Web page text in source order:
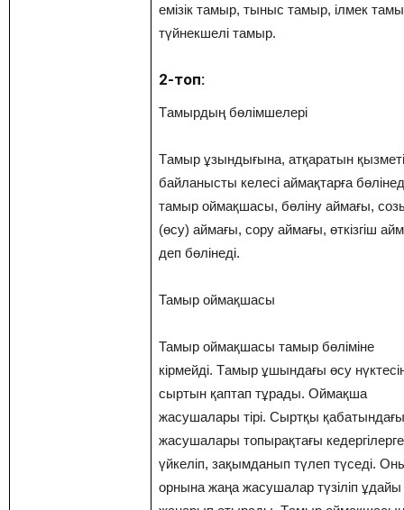
емізік тамыр, тыныс тамыр, ілмек
түйнекшелі тамыр.
2-топ:
Тaмырдың бөлімшелері
Тaмыр ұзындығына, атқаратын
байланысты келесі аймақтарға
тамыр оймақшасы, бөліну аймағы,
(өсу) аймағы, сору аймағы, өткізгіш
деп бөлінеді.
Тамыр оймақшасы
Тамыр оймақшасы тамыр бөліміне
кірмейді. Тaмыр ұшындағы өсу
сыртын қаптап тұрады. Оймақша
жасушалары тірі. Сыртқы қабатындағы
жасушалары топырақтағы кедергілерге
үйкеліп, зақымданып түлеп түседі.
орнына жаңа жасушалар түзіліп ұдайы